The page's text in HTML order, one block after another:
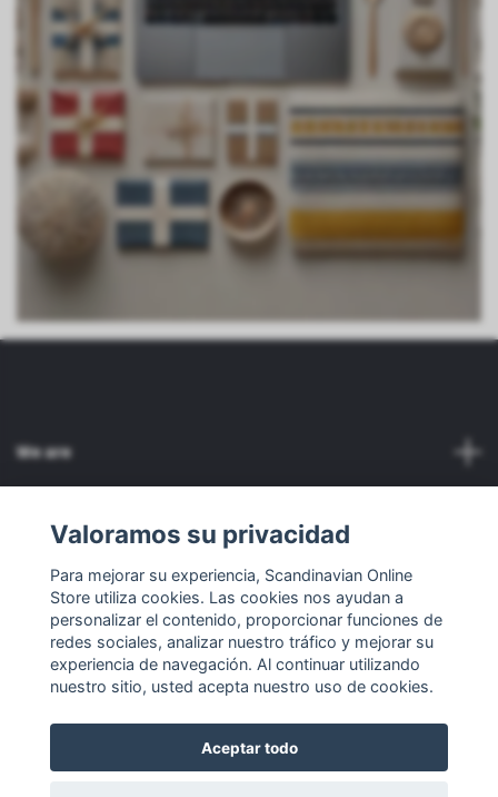
We are
Otro
Redes sociales
Valoramos su privacidad
Para mejorar su experiencia, Scandinavian Online
Store utiliza cookies. Las cookies nos ayudan a
personalizar el contenido, proporcionar funciones de
redes sociales, analizar nuestro tráfico y mejorar su
experiencia de navegación. Al continuar utilizando
nuestro sitio, usted acepta nuestro uso de cookies.
Aceptar todo